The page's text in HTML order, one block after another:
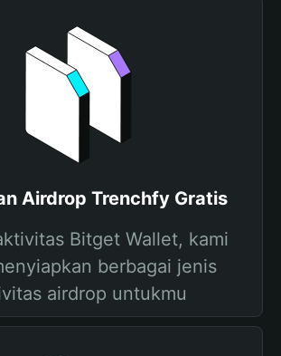
Airdrop Trenchfy Gratis
Bitget Wallet, kami
berbagai jenis
airdrop untukmu